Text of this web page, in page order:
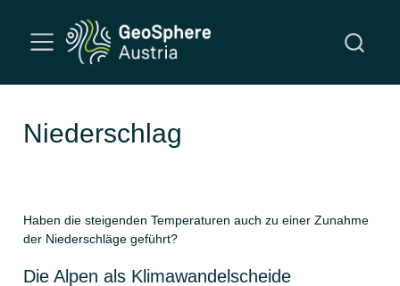
Niederschlag
Haben die steigenden Temperaturen auch zu einer Zunahme
der Niederschläge geführt?
Die Alpen als Klimawandelscheide